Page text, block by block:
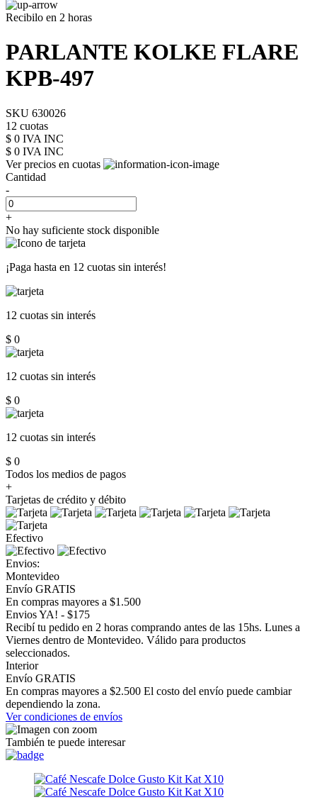
Recibilo en 2 horas
PARLANTE KOLKE FLARE
KPB-497
SKU 630026
12 cuotas
$ 0 IVA INC
$ 0 IVA INC
Ver precios en cuotas
Cantidad
-
+
No hay suficiente stock disponible
¡Paga hasta en 12 cuotas sin interés!
12 cuotas sin interés
$ 0
12 cuotas sin interés
$ 0
12 cuotas sin interés
$ 0
Todos los medios de pagos
+
Tarjetas de crédito y débito
Efectivo
Envios:
Montevideo
Envío GRATIS
En compras mayores a $1.500
Envios YA! - $175
Recibí tu pedido en 2 horas comprando antes de las 15hs. Lunes a
Viernes dentro de Montevideo. Válido para productos
seleccionados.
Interior
Envío GRATIS
En compras mayores a $2.500 El costo del envío puede cambiar
dependiendo la zona.
Ver condiciones de envíos
También te puede interesar